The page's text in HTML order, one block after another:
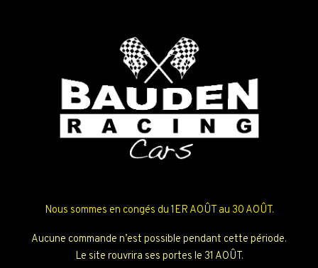
Nous sommes en congés du 1ER AOÛT au 30 AOÛT.
Aucune commande n’est possible pendant cette période.
Le site rouvrira ses portes le 31 AOÛT.